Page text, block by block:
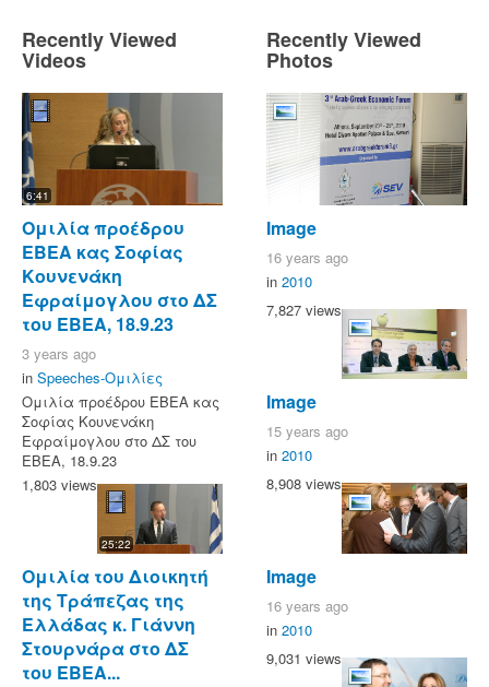
Recently Viewed
Videos
6:41
Ομιλία προέδρου
ΕΒΕΑ κας Σοφίας
Κουνενάκη
Εφραίμογλου στο ΔΣ
του ΕΒΕΑ, 18.9.23
3 years ago
in Speeches-Ομιλίες
Ομιλία προέδρου ΕΒΕΑ κας
Σοφίας Κουνενάκη
Εφραίμογλου στο ΔΣ του
ΕΒΕΑ, 18.9.23
1,803 views
25:22
Ομιλία του Διοικητή
της Τράπεζας της
Ελλάδας κ. Γιάννη
Στουρνάρα στο ΔΣ
του ΕΒΕΑ...
Recently Viewed
Photos
Image
16 years ago
in 2010
7,827 views
Image
15 years ago
in 2010
8,908 views
Image
16 years ago
in 2010
9,031 views